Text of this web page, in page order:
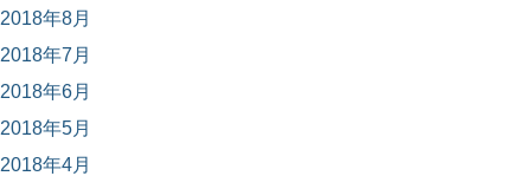
2018年8月
2018年7月
2018年6月
2018年5月
2018年4月